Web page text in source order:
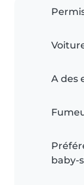
A des
baby-